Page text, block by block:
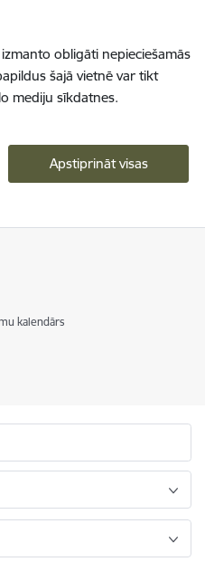
obligāti nepieciešamās
šajā vietnē var tikt
mediju sīkdatnes.
Apstiprināt visas
kalendārs